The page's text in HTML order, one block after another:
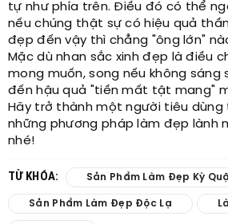
tự như phía trên. Điều đó có thể
nếu chúng thật sự có hiệu quả
đẹp đến vậy thì chẳng "ông lớn"
Mặc dù nhan sắc xinh đẹp là điều
mong muốn, song nếu không sáng
đến hậu quả "tiền mất tật mang"
Hãy trở thành một người tiêu dùng
những phương pháp làm đẹp lành
nhé!
TỪ KHÓA: Sản Phẩm Làm Đẹp Kỳ
Sản Phẩm Làm Đẹp Độc Lạ